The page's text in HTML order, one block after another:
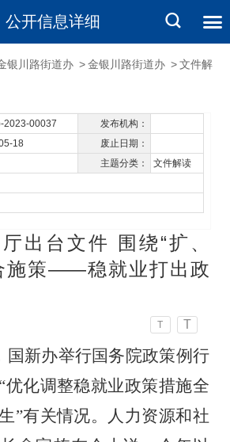
公开信息详细
银川路街道办 > 金银川路街道办 > 文件解
2023-00037
发布机构：
18
废止日期：
主题分类：
文件解读
出台文件 围绕“扩、
施策——稳就业打出政
T T
国新办举行国务院政策例行
优化调整稳就业政策措施全
”有关情况。人力资源和社